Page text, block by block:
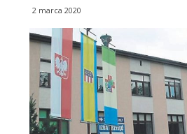
2 marca 2020